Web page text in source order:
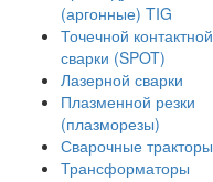
(аргонные) TIG
Точечной контактной
сварки (SPOT)
Лазерной сварки
Плазменной резки
(плазморезы)
Сварочные тракторы
Трансформаторы